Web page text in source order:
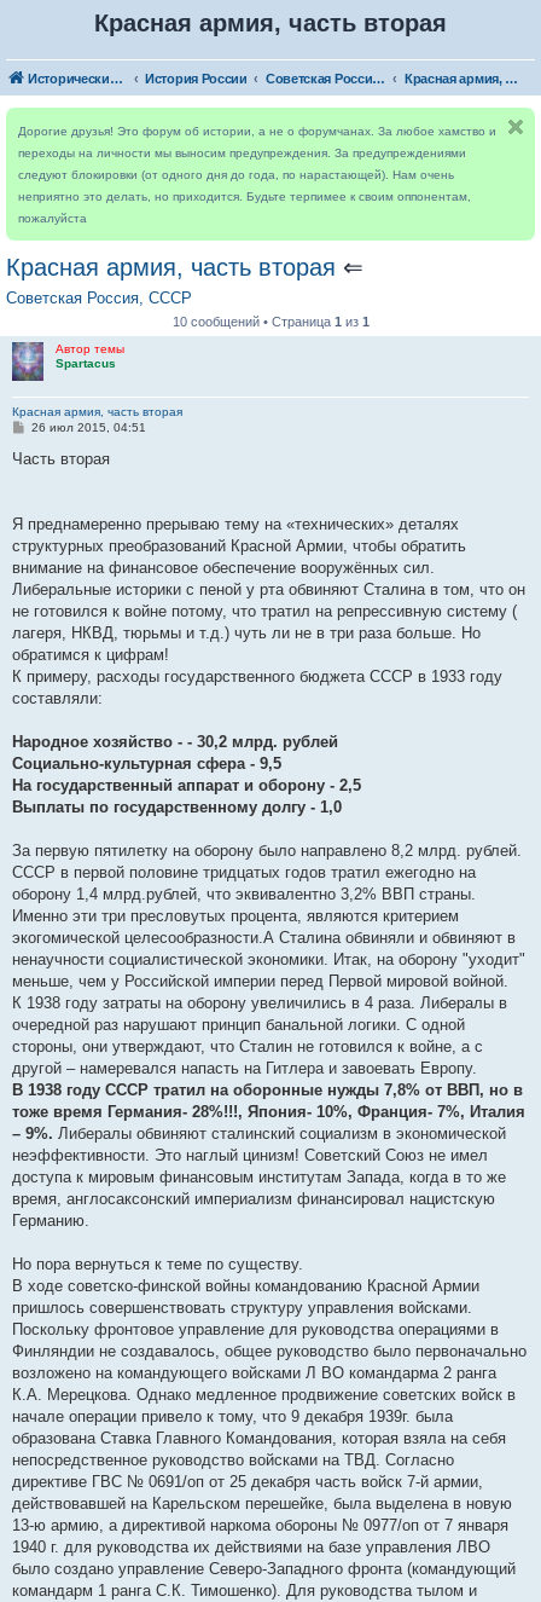
Красная армия, часть вторая
Исторический форум История России Советская Россия, СССР Красная армия, часть вторая
Дорогие друзья! Это форум об истории, а не о форумчанах. За любое хамство и
переходы на личности мы выносим предупреждения. За предупреждениями
следуют блокировки (от одного дня до года, по нарастающей). Нам очень
неприятно это делать, но приходится. Будьте терпимее к своим оппонентам,
пожалуйста
Красная армия, часть вторая ⇐
Советская Россия, СССР
10 сообщений • Страница 1 из 1
Автор темы
Spartacus
Красная армия, часть вторая
С
о
и
е
26 июл 2015, 04:51
Часть вторая
Я преднамеренно прерываю тему на «технических» деталях
структурных преобразований Красной Армии, чтобы обратить
внимание на финансовое обеспечение вооружённых сил.
Либеральные историки с пеной у рта обвиняют Сталина в том, что он
не готовился к войне потому, что тратил на репрессивную систему (
лагеря, НКВД, тюрьмы и т.д.) чуть ли не в три раза больше. Но
обратимся к цифрам!
К примеру, расходы государственного бюджета СССР в 1933 году
составляли:
Народное хозяйство - - 30,2 млрд. рублей
Социально-культурная сфера - 9,5
На государственный аппарат и оборону - 2,5
Выплаты по государственному долгу - 1,0
За первую пятилетку на оборону было направлено 8,2 млрд. рублей.
СССР в первой половине тридцатых годов тратил ежегодно на
оборону 1,4 млрд.рублей, что эквивалентно 3,2% ВВП страны.
Именно эти три пресловутых процента, являются критерием
экогомической целесообразности.А Сталина обвиняли и обвиняют в
ненаучности социалистической экономики. Итак, на оборону "уходит"
меньше, чем у Российской империи перед Первой мировой войной.
К 1938 году затраты на оборону увеличились в 4 раза. Либералы в
очередной раз нарушают принцип банальной логики. С одной
стороны, они утверждают, что Сталин не готовился к войне, а с
другой – намеревался напасть на Гитлера и завоевать Европу.
В 1938 году СССР тратил на оборонные нужды 7,8% от ВВП, но в
тоже время Германия- 28%!!!, Япония- 10%, Франция- 7%, Италия
– 9%. Либералы обвиняют сталинский социализм в экономической
неэффективности. Это наглый цинизм! Советский Союз не имел
доступа к мировым финансовым институтам Запада, когда в то же
время, англосаксонский империализм финансировал нацистскую
Германию.
Но пора вернуться к теме по существу.
В ходе советско-финской войны командованию Красной Армии
пришлось совершенствовать структуру управления войсками.
Поскольку фронтовое управление для руководства операциями в
Финляндии не создавалось, общее руководство было первоначально
возложено на командующего войсками Л ВО командарма 2 ранга
К.А. Мерецкова. Однако медленное продвижение советских войск в
начале операции привело к тому, что 9 декабря 1939г. была
образована Ставка Главного Командования, которая взяла на себя
непосредственное руководство войсками на ТВД. Согласно
директиве ГВС № 0691/оп от 25 декабря часть войск 7-й армии,
действовавшей на Карельском перешейке, была выделена в новую
13-ю армию, а директивой наркома обороны № 0977/оп от 7 января
1940 г. для руководства их действиями на базе управления ЛВО
было создано управление Северо-Западного фронта (командующий
командарм 1 ранга С.К. Тимошенко). Для руководства тылом и